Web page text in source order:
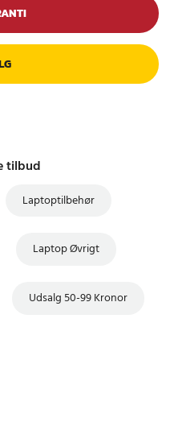
tilbud
Laptoptilbehør
Laptop Øvrigt
Udsalg 50-99 Kronor